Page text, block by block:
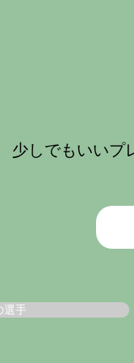
少しでもいいプ
選手